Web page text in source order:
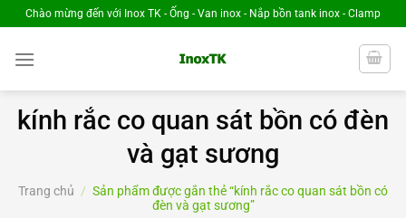
Chuyển
đến
nội
Chào mừng đến với Inox TK - Ống - Van inox - Nắp bồn tank inox - Clamp
kính rắc co quan sát bồn có đèn
và gạt sương
Trang chủ / Sản phẩm được gắn thẻ “kính rắc co quan sát bồn có
đèn và gạt sương”